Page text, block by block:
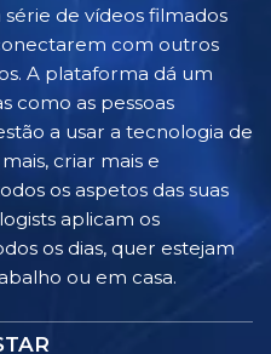
série de vídeos filmados
com outros
A plataforma dá um
como as pessoas
a usar a tecnologia de
criar mais e
os aspetos das suas
aplicam os
os dias, quer estejam
ou em casa.